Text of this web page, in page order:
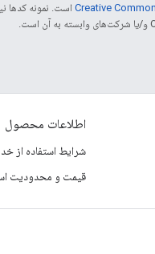
Creative است. نمونه کدها
اطلاعات محصول
شرایط استفاده از
قیمت و محدودیت